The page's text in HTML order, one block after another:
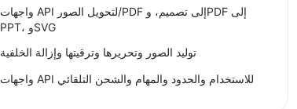
واجهات API لتحويل الصور/PDF إلى تصميم، وPDF إلى
PPT، وSVG
توليد الصور وتحريرها وترقيتها وإزالة الخلفية
واجهات API للاستخدام والحدود والمهام والشحن التلقائي